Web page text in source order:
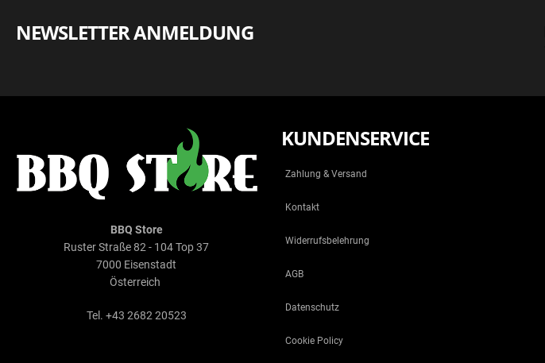
NEWSLETTER ANMELDUNG
BBQ Store
Ruster Straße 82 - 104 Top 37
7000 Eisenstadt
Österreich
Tel. +43 2682 20523
KUNDENSERVICE
Zahlung & Versand
Kontakt
Widerrufsbelehrung
AGB
Datenschutz
Cookie Policy